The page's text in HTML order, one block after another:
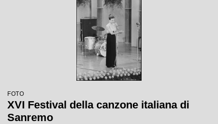
FOTO
XVI Festival della canzone italiana di
Sanremo